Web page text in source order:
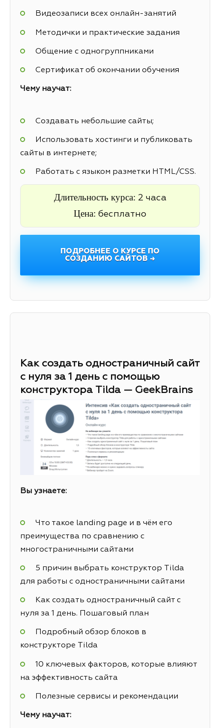
Видеозаписи всех онлайн-занятий
Методички и практические задания
Общение с одногруппниками
Сертификат об окончании обучения
Чему научат:
Создавать небольшие сайты;
Использовать хостинги и публиковать
сайты в интернете;
Работать с языком разметки HTML/CSS.
Длительность курса: 2 часа
Цена: бесплатно
ПОДРОБНЕЕ О КУРСЕ ПО
СОЗДАНИЮ САЙТОВ →
Как создать одностраничный сайт
с нуля за 1 день с помощью
конструктора Tilda — GeekBrains
Вы узнаете:
Что такое landing page и в чём его
преимущества по сравнению с
многостраничными сайтами
5 причин выбрать конструктор Tilda
для работы с одностраничными сайтами
Как создать одностраничный сайт с
нуля за 1 день. Пошаговый план
Подробный обзор блоков в
конструкторе Tilda
10 ключевых факторов, которые влияют
на эффективность сайта
Полезные сервисы и рекомендации
Чему научат: